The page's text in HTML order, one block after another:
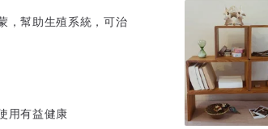
，幫助生殖系統，可治
用有益健康